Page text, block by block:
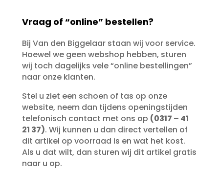
Vraag of “online” bestellen?
Bij Van den Biggelaar staan wij voor service.
Hoewel we geen webshop hebben, sturen
wij toch dagelijks vele “online bestellingen”
naar onze klanten.
Stel u ziet een schoen of tas op onze
website, neem dan tijdens openingstijden
telefonisch contact met ons op (0317 – 41
21 37). Wij kunnen u dan direct vertellen of
dit artikel op voorraad is en wat het kost.
Als u dat wilt, dan sturen wij dit artikel gratis
naar u op.